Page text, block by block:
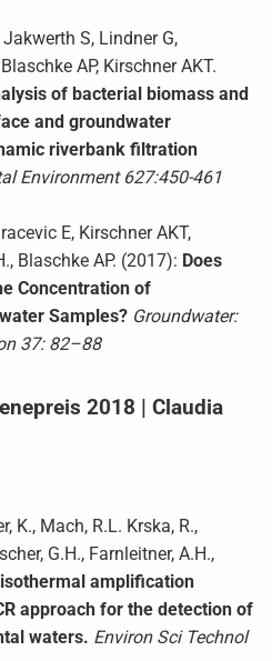
S, Lindner G,
AP, Kirschner AKT.
of bacterial biomass and
and groundwater
riverbank filtration
Environment 627:450-461
E, Kirschner AKT,
Blaschke AP. (2017): Does
Concentration of
Samples? Groundwater:
37: 82–88
2018 | Claudia
K., Mach, R.L. Krska, R.,
G.H., Farnleitner, A.H.,
amplification
approach for the detection of
waters. Environ Sci Technol